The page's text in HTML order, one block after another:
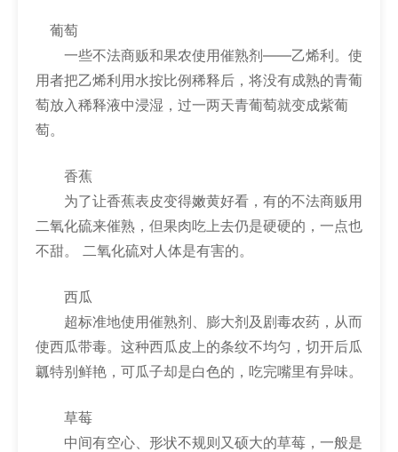
葡萄
一些不法商贩和果农使用催熟剂——乙烯利。使
用者把乙烯利用水按比例稀释后，将没有成熟的青葡
萄放入稀释液中浸湿，过一两天青葡萄就变成紫葡
萄。
香蕉
为了让香蕉表皮变得嫩黄好看，有的不法商贩用
二氧化硫来催熟，但果肉吃上去仍是硬硬的，一点也
不甜。 二氧化硫对人体是有害的。
西瓜
超标准地使用催熟剂、膨大剂及剧毒农药，从而
使西瓜带毒。这种西瓜皮上的条纹不均匀，切开后瓜
瓤特别鲜艳，可瓜子却是白色的，吃完嘴里有异味。
草莓
中间有空心、形状不规则又硕大的草莓，一般是